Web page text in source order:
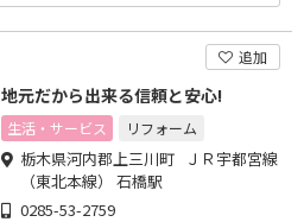
追加
地元だから出来る信頼と安心!
生活・サービス リフォーム
栃木県河内郡上三川町 ＪＲ宇都宮線
（東北本線） 石橋駅
0285-53-2759